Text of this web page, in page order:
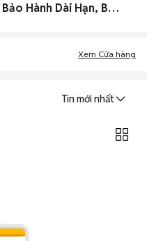
Xiaomi Redmi Note 5 Cũ Còn Bảo Hành Dài Hạn, Bao Test Giá Siêu Rẻ
Xem Cửa hàng
Tin mới nhất